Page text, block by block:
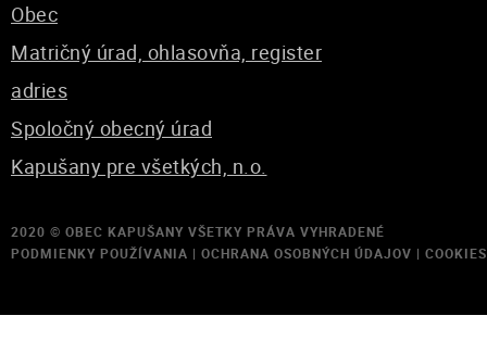
Obec
Matričný úrad, ohlasovňa, register
adries
Spoločný obecný úrad
Kapušany pre všetkých, n.o.
2020 © OBEC KAPUŠANY VŠETKY PRÁVA VYHRADENÉ
PODMIENKY POUŽÍVANIA | OCHRANA OSOBNÝCH ÚDAJOV | COOKIES